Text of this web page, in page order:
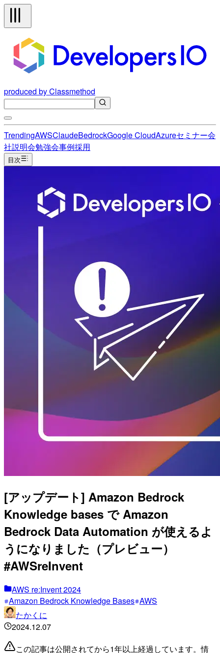
produced by Classmethod
TrendingAWSClaudeBedrockGoogle CloudAzureセミナー会
社説明会勉強会事例採用
目次
[アップデート] Amazon Bedrock
Knowledge bases で Amazon
Bedrock Data Automation が使えるよ
うになりました（プレビュー）
#AWSreInvent
AWS re:Invent 2024
Amazon Bedrock Knowledge Bases AWS
たかくに
2024.12.07
この記事は公開されてから1年以上経過しています。情